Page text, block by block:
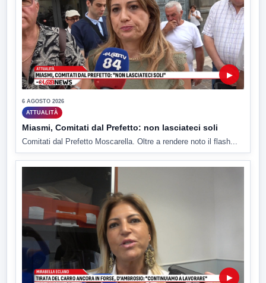
▶
6 AGOSTO 2026
ATTUALITÀ
Miasmi, Comitati dal Prefetto: non lasciateci soli
Comitati dal Prefetto Moscarella. Oltre a rendere noto il flash...
▶